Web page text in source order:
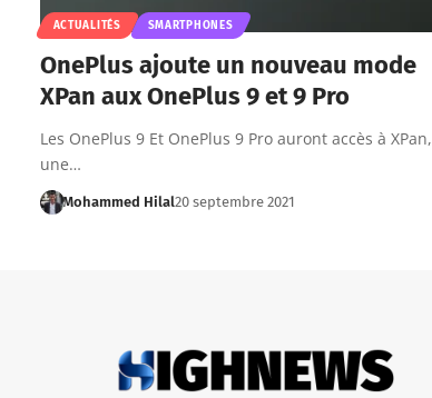
ACTUALITÉS SMARTPHONES
OnePlus ajoute un nouveau mode
XPan aux OnePlus 9 et 9 Pro
Les OnePlus 9 Et OnePlus 9 Pro auront accès à XPan,
une…
Mohammed Hilal20 septembre 2021